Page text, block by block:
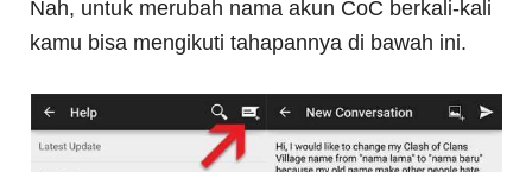
Nah, untuk merubah nama akun CoC berkali-kali
kamu bisa mengikuti tahapannya di bawah ini.